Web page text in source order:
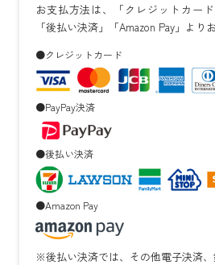
お支払方法は、「クレジットカード
「後払い決済」「Amazon Pay」より
●クレジットカード
●PayPay決済
●後払い決済
●Amazon Pay
※後払い決済では、その他電子決済